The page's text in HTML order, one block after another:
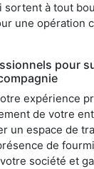
à tout
une opération
pour
expérience
de votre
un espace de
de
société et